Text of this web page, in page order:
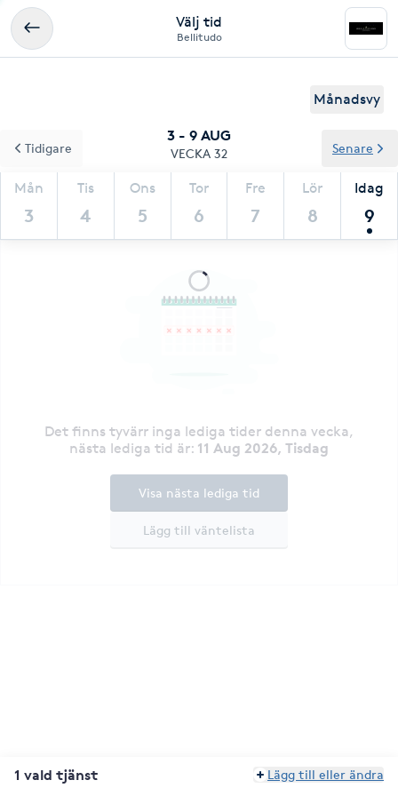
Välj tid
Bellitudo
Månadsvy
3 - 9 AUG
VECKA 32
Mån
3
Tis
4
Ons
5
Tor
6
Fre
7
Lör
8
Idag
9
Tidigare Senare
Det finns tyvärr inga lediga tider denna vecka,
nästa lediga tid är: 11 Aug 2026, Tisdag
Lägg till väntelista
Visa nästa lediga tid
1 vald tjänst Lägg till eller ändra